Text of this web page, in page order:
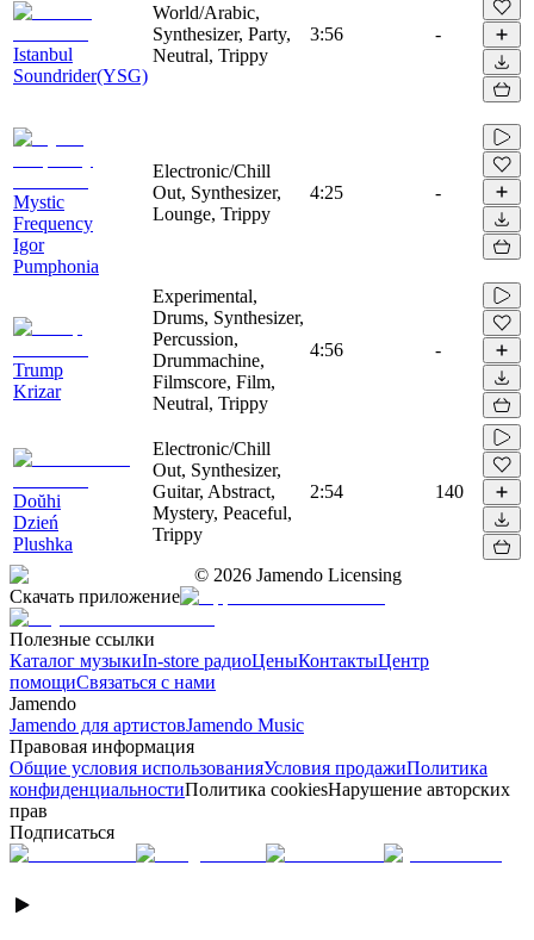
Istanbul
Soundrider(YSG)
World/Arabic,
Synthesizer, Party,
Neutral, Trippy
3:56 -
Mystic
Frequency
Igor
Pumphonia
Electronic/Chill
Out, Synthesizer,
Lounge, Trippy
4:25 -
Trump
Krizar
Experimental,
Drums, Synthesizer,
Percussion,
Drummachine,
Filmscore, Film,
Neutral, Trippy
4:56 -
Doŭhi
Dzień
Plushka
Electronic/Chill
Out, Synthesizer,
Guitar, Abstract,
Mystery, Peaceful,
Trippy
2:54 140
© 2026 Jamendo Licensing
Скачать приложение
Полезные ссылки
Каталог музыкиIn-store радиоЦеныКонтактыЦентр
помощиСвязаться с нами
Jamendo
Jamendo для артистовJamendo Music
Правовая информация
Общие условия использованияУсловия продажиПолитика
конфиденциальностиПолитика cookiesНарушение авторских
прав
Подписаться